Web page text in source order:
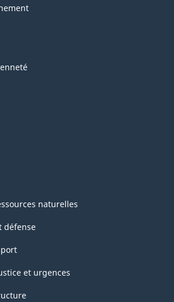
naturelles
défense
et urgences